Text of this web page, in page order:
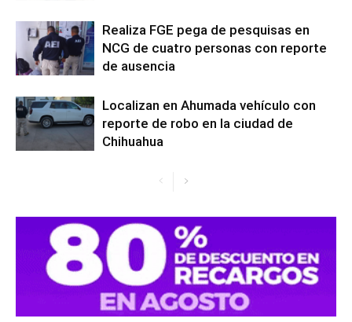
Realiza FGE pega de pesquisas en
NCG de cuatro personas con reporte
de ausencia
Localizan en Ahumada vehículo con
reporte de robo en la ciudad de
Chihuahua